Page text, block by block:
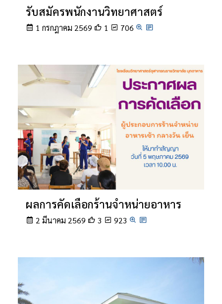
รับสมัครพนักงานวิทยาศาสตร์
1 กรกฎาคม 2569 1 706
ผลการคัดเลือกร้านจำหน่ายอาหาร
2 มีนาคม 2569 3 923